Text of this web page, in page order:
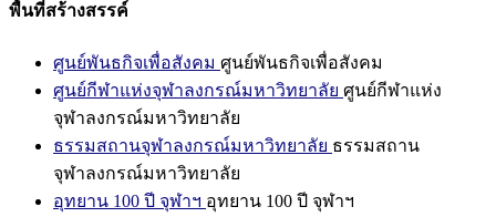
พื้นที่สร้างสรรค์
ศูนย์พันธกิจเพื่อสังคม ศูนย์พันธกิจเพื่อสังคม
ศูนย์กีฬาแห่งจุฬาลงกรณ์มหาวิทยาลัย ศูนย์กีฬาแห่ง
จุฬาลงกรณ์มหาวิทยาลัย
ธรรมสถานจุฬาลงกรณ์มหาวิทยาลัย ธรรมสถาน
จุฬาลงกรณ์มหาวิทยาลัย
อุทยาน 100 ปี จุฬาฯ อุทยาน 100 ปี จุฬาฯ